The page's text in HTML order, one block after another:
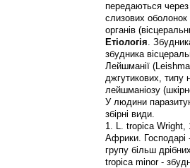
передаються через
слизових оболонок
органів
Етіологія.
збудника
Лейшманії
джгутикових, типу
лейшманіозу
У людини
збірні види.
1. L. tropica Wright,
Африки. Господарі
групу більш
tropica minor -